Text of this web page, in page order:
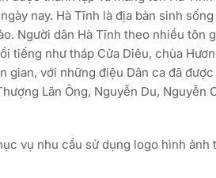
nay. Hà Tĩnh là địa bàn sinh
Người dân Hà Tĩnh theo nhiều tôn
tiếng như tháp Cửa Diêu, chùa
với những điệu Dân ca đã được
Lãn Ông, Nguyễn Du, Nguyễn
vụ nhu cầu sử dụng logo hình ảnh